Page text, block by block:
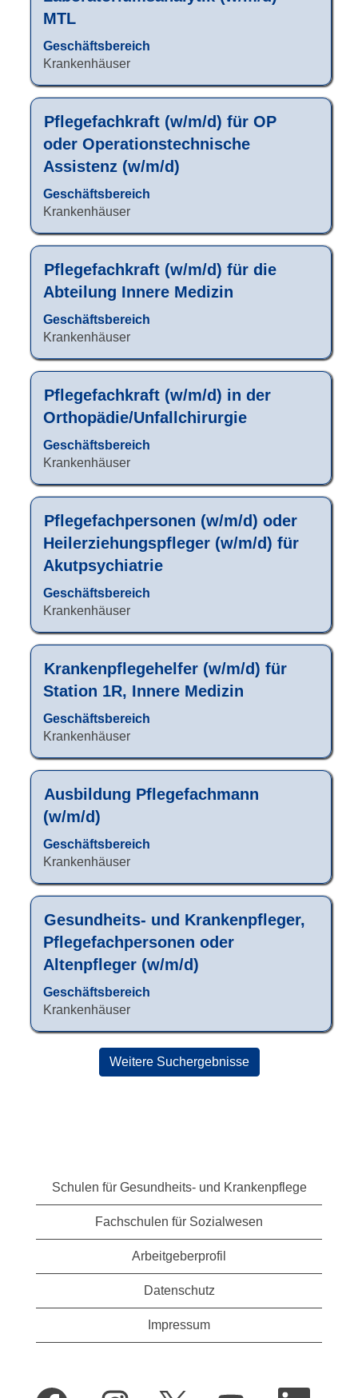
MTL
Geschäftsbereich
Krankenhäuser
um
Stelleninformationen
vollständig
anzuzeigen.
Stellenbezeichnung
Pflegefachkraft (w/m/d) für OP
oder Operationstechnische
Assistenz (w/m/d)
Geschäftsbereich
Krankenhäuser
Drücken
Sie
die
Leertaste,
um
die
Stellenbezeichnung
Pflegefachkraft (w/m/d) für die
Abteilung Innere Medizin
Geschäftsbereich
Krankenhäuser
Drücken
Sie
die
Leertaste,
um
Stelleninformationen
vollständig
anzuzeigen.
Stellenbezeichnung
Pflegefachkraft (w/m/d) in der
Orthopädie/Unfallchirurgie
Geschäftsbereich
Krankenhäuser
Drücken
Sie
die
Leertaste,
um
Stelleninformationen
vollständig
anzuzeigen.
Stellenbezeichnung
Pflegefachpersonen (w/m/d) oder
Heilerziehungspfleger (w/m/d) für
Akutpsychiatrie
Geschäftsbereich
Krankenhäuser
Drücken
Sie
die
Leertaste,
um
die
Stellenbezeichnung
Krankenpflegehelfer (w/m/d) für
Station 1R, Innere Medizin
Geschäftsbereich
Krankenhäuser
Drücken
Sie
die
Leertaste,
um
Stelleninformationen
vollständig
Stellenbezeichnung
Ausbildung Pflegefachmann
(w/m/d)
Geschäftsbereich
Krankenhäuser
Drücken
Sie
die
Leertaste,
um
Stelleninformationen
vollständig
Stellenbezeichnung
Gesundheits- und Krankenpfleger,
Pflegefachpersonen oder
Altenpfleger (w/m/d)
Geschäftsbereich
Krankenhäuser
Drücken
Sie
die
Leertaste,
um
die
anzuzeigen.Weitere Suchergebnisse
Schulen für Gesundheits- und Krankenpflege
Fachschulen für Sozialwesen
Arbeitgeberprofil
Datenschutz
Impressum
W
W
W